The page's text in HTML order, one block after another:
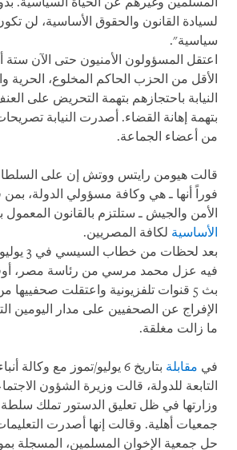
لسيادة القانون والحقوق الأساسية، لن
سياسية".
اعتقل المسؤولون الأمنيون حتى الآن
الأقل من الحزب الحاكم المخلوع، الحرية
النيابة باحتجازهم بتهمة التحريض على
بتهمة إهانة القضاء. أصدرت النيابة
من أعضاء الجماعة.
قالت هيومن رايتس ووتش إن على
فوراً أنها ـ هي وكافة مسؤولي الدولة،
الأمن والجيش ـ ستلتزم بالقانون المعمول
الأساسية لكافة المصريين.
بعد لحظات
فيه عزل محمد مرسي من رئاسة مصر،
بث 5 قنوات تلفزيونية واعتقلت
الإفراج عن الصحفيين على مدار اليومين
ما زالت مغلقة.
في مقابلة
بتاريخ 6 يوليو/تموز مع
التابعة للدولة، قالت وزيرة الشؤون
وزارتها في ظل تعليق الدستور تملك سلطة
جمعيات أهلية. وقالت إنها أصدرت